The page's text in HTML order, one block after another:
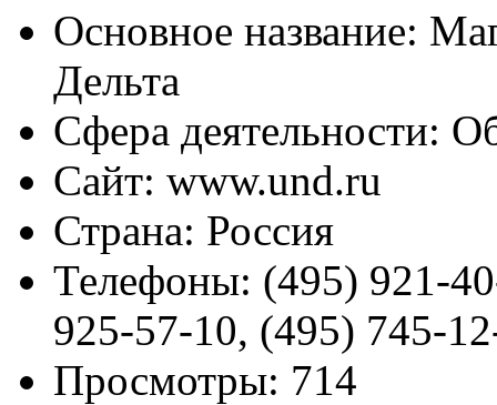
Основное название:
Дельта
Сфера деятельности:
Сайт: www.und.ru
Страна: Россия
Телефоны: (495) 921-
925-57-10, (495) 745-
Просмотры: 714